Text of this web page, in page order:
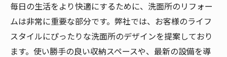
毎日の生活をより快適にするために、洗面所のリフォー
ムは非常に重要な部分です。弊社では、お客様のライフ
スタイルにぴったりな洗面所のデザインを提案しており
ます。使い勝手の良い収納スペースや、最新の設備を導